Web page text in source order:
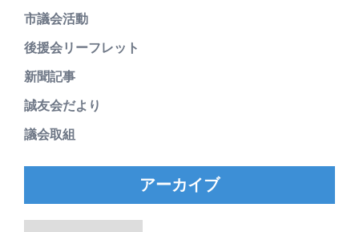
市議会活動
後援会リーフレット
新聞記事
誠友会だより
議会取組
アーカイブ